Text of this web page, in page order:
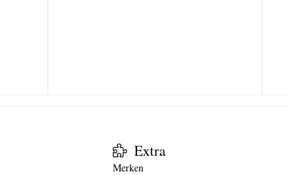
Extra
Merken